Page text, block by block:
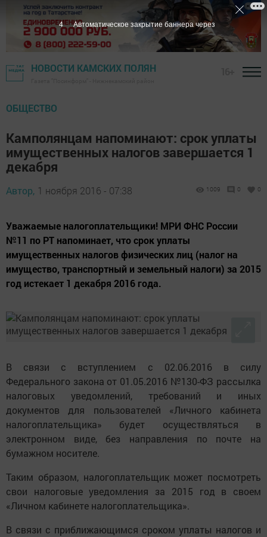
НОВОСТИ КАМСКИХ ПОЛЯН
ОБЩЕСТВО
Камполянцам напоминают: срок уплаты
имущественных налогов завершается 1
декабря
Автор, 1 ноября 2016 - 07:38 1009 0 0
Уважаемые налогоплательщики! МРИ ФНС России
№11 по РТ напоминает, что срок уплаты
имущественных налогов физических лиц (налог на
имущество, транспортный и земельный налоги) за 2015
год истекает 1 декабря 2016 года.
В связи с вступлением с 02.06.2016 в силу
Федерального закона от 01.05.2016 №130-ФЗ рассылка
налоговых уведомлений, требований и иных
документов для пользователей «Личного кабинета
налогоплательщика» будет осуществляться в
электронном виде, без направления по почте на
бумажном носителе.
Таким образом, налогоплательщик может посмотреть
свои налоговые уведомления за 2015 год в своем
«Личном кабинете налогоплательщика».
В связи с приближающимся сроком уплаты налогов и
3 Автоматическое закрытие баннера через